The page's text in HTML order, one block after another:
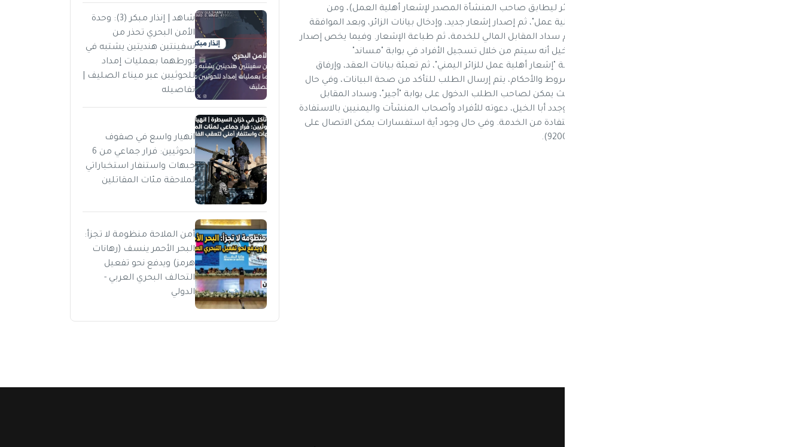
سيعمل لديها الزائر، (تغيير المستضيف للزائر ليطابق صاحب المنشأة المصدر لإشعار أهلية العمل)، ومن
إشعارات الزائرين يتم اختيار خدمة "إشعار أهلية عمل"، ثم إصدار إشعار جديد، وإدخال بيانات الزائر، وبعد الموافقة
على الشروط والأحكام المنظمة للخدمة، يتم سداد المقابل المالي للخدمة، ثم طباعة الإشعار. وفيما يخص إصدار
الإشعار للزائرين من قِبَل الأفراد؛ أوضح أبا الخيل أنه سيتم من خلال تسجيل الأفراد في بوابة "مساند"
https://visa.musaned.com.sa، ثم اختيار خدمة "إشعار أهلية عمل للزائر اليمني"، ثم تعبئة بيانات العقد، وإرفاق
وثائق القدرة المالية، وبعد الموافقة على الشروط والأحكام، يتم إرسال الطلب للتأكد من صحة البيانات، وفي حال
الموافقة، يتم إرسال الفاتورة لبوابة "أجير"؛ حيث يمكن لصاحب الطلب الدخول على بوابة "أجير"، وسداد المقابل
المالي للخدمة، ثم إصدار الإشعار وطباعته. وجدد أبا الخيل، دعوته للأفراد وأصحاب المنشآت واليمنيين بالاستفادة
من الخدمة، واتباع الخطوات الموضحة للاستفادة من الخدمة. وفي حال وجود أية استفسارات يمكن الاتصال على
شاهد | إنذار مبكر (3): وحدة
الأمن البحري تحذر من
سفينتين هنديتين يشتبه في
تورطهما بعمليات إمداد
للحوثيين عبر ميناء الصليف |
تفاصيله
انهيار واسع في صفوف
الحوثيين: فرار جماعي من 6
جبهات واستنفار استخباراتي
لملاحقة مئات المقاتلين
أمن الملاحة منظومة لا تجزأ:
البحر الأحمر ينسف (رهانات
هرمز) ويدفع نحو تفعيل
التحالف البحري العربي -
الدولي